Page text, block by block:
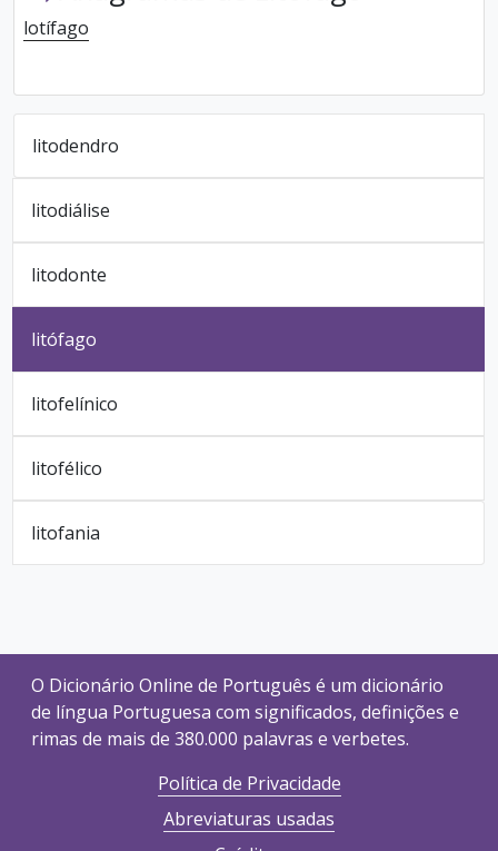
lotífago
litodendro
litodiálise
litodonte
litófago
litofelínico
litofélico
litofania
O Dicionário Online de Português é um dicionário
de língua Portuguesa com significados, definições e
rimas de mais de 380.000 palavras e verbetes.
Política de Privacidade
Abreviaturas usadas